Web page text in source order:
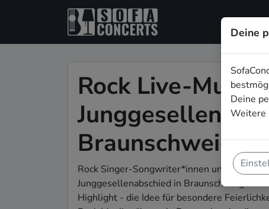
Rock Live-Musik
Braunschweig
Rock Singer-Songwriter*innen und Bands
Junggesellenabschied in Braunschweig.
Highlight - die Idee für besondere
Deine
Deine
Weitere